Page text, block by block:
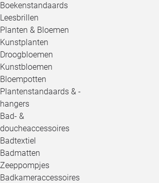
Boekenstandaards
Leesbrillen
Planten & Bloemen
Kunstplanten
Droogbloemen
Kunstbloemen
Bloempotten
Plantenstandaards & -
hangers
Bad- &
doucheaccessoires
Badtextiel
Badmatten
Zeeppompjes
Badkameraccessoires